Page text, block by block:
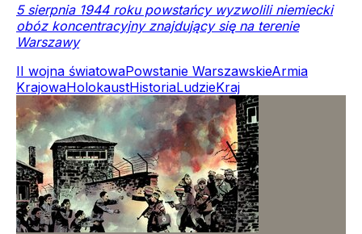
5 sierpnia 1944 roku powstańcy wyzwolili niemiecki
obóz koncentracyjny znajdujący się na terenie
Warszawy
II wojna światowaPowstanie WarszawskieArmia
KrajowaHolokaustHistoriaLudzieKraj